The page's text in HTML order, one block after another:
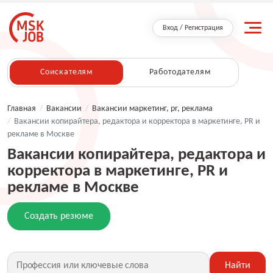
Вход / Регистрация
Соискателям Работодателям
Главная / Вакансии / Вакансии маркетинг, pr, реклама
/ Вакансии копирайтера, редактора и корректора в маркетинге, PR и
рекламе в Москве
Вакансии копирайтера, редактора и
корректора в маркетинге, PR и
рекламе в Москве
Создать резюме
Найти